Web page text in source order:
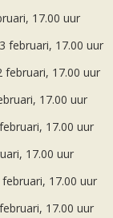
17.00 uur
februari, 17.00 uur
februari, 17.00 uur
17.00 uur
17.00 uur
17.00 uur
17.00 uur
17.00 uur